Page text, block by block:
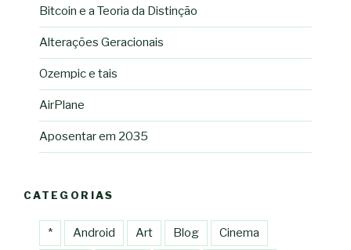
Bitcoin e a Teoria da Distinção
Alterações Geracionais
Ozempic e tais
AirPlane
Aposentar em 2035
CATEGORIAS
* Android Art Blog Cinema